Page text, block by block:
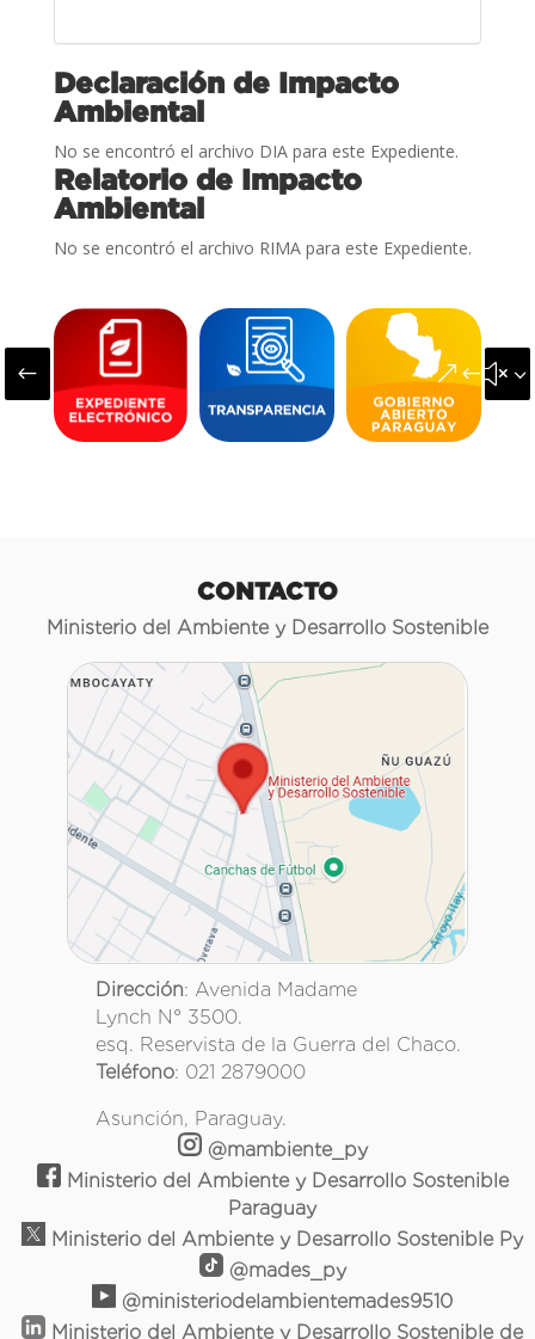
Declaración de Impacto
Ambiental
No se encontró el archivo DIA para este Expediente.
Relatorio de Impacto
Ambiental
No se encontró el archivo RIMA para este Expediente.
#
CONTACTO
Ministerio del Ambiente y Desarrollo Sostenible
Dirección: Avenida Madame
Lynch N° 3500.
esq. Reservista de la Guerra del Chaco.
Teléfono: 021 2879000
Asunción, Paraguay.
@mambiente_py
Ministerio del Ambiente y Desarrollo Sostenible
Paraguay
Ministerio del Ambiente y Desarrollo Sostenible Py
@mades_py
@ministeriodelambientemades9510
Ministerio del Ambiente y Desarrollo Sostenible de